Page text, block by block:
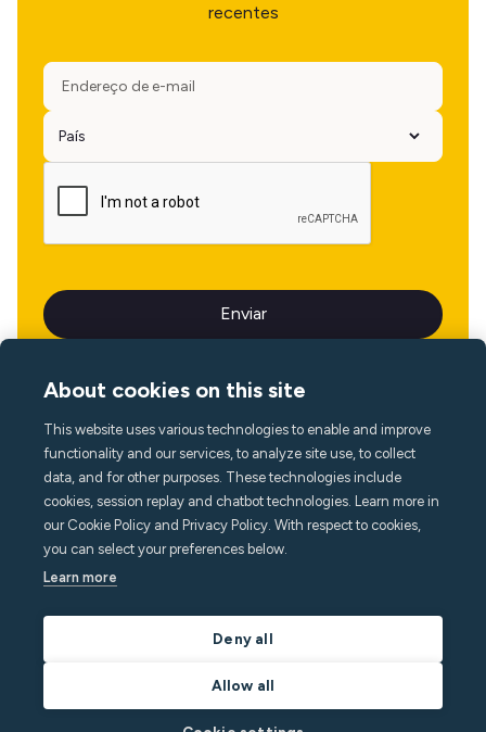
recentes
Idioma
About cookies on this site
This website uses various technologies to enable and improve
functionality and our services, to analyze site use, to collect
data, and for other purposes. These technologies include
cookies, session replay and chatbot technologies. Learn more in
our Cookie Policy and Privacy Policy. With respect to cookies,
you can select your preferences below.
Learn more
Deny all
Allow all